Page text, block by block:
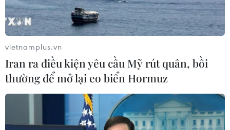
vietnamplus.vn
Iran ra điều kiện yêu cầu Mỹ rút quân, bồi
thường để mở lại eo biển Hormuz